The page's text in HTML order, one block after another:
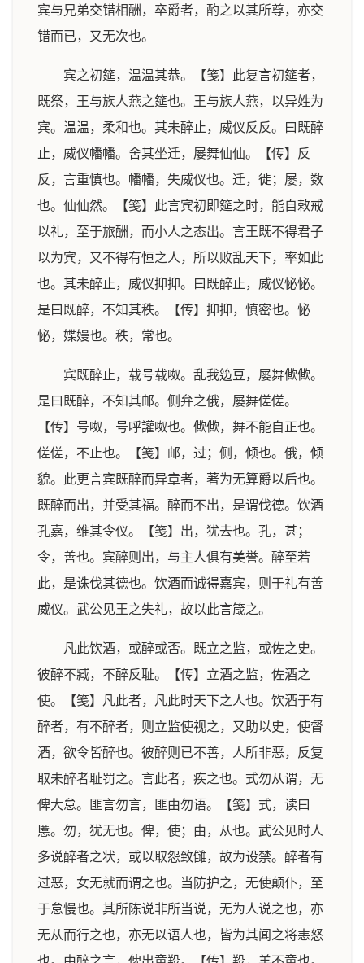
宾与兄弟交错相酬，卒爵者，酌之以其所尊，亦交
错而已，又无次也。
宾之初筵，温温其恭。【笺】此复言初筵者，
既祭，王与族人燕之筵也。王与族人燕，以异姓为
宾。温温，柔和也。其未醉止，威仪反反。曰既醉
止，威仪幡幡。舍其坐迁，屡舞仙仙。【传】反
反，言重慎也。幡幡，失威仪也。迁，徙；屡，数
也。仙仙然。【笺】此言宾初即筵之时，能自敕戒
以礼，至于旅酬，而小人之态出。言王既不得君子
以为宾，又不得有恒之人，所以败乱天下，率如此
也。其未醉止，威仪抑抑。曰既醉止，威仪怭怭。
是曰既醉，不知其秩。【传】抑抑，慎密也。怭
怭，媟嫚也。秩，常也。
宾既醉止，载号载呶。乱我笾豆，屡舞僛僛。
是曰既醉，不知其邮。侧弁之俄，屡舞傞傞。
【传】号呶，号呼讙呶也。僛僛，舞不能自正也。
傞傞，不止也。【笺】邮，过；侧，倾也。俄，倾
貌。此更言宾既醉而异章者，著为无算爵以后也。
既醉而出，并受其福。醉而不出，是谓伐德。饮酒
孔嘉，维其令仪。【笺】出，犹去也。孔，甚；
令，善也。宾醉则出，与主人俱有美誉。醉至若
此，是诛伐其德也。饮酒而诚得嘉宾，则于礼有善
威仪。武公见王之失礼，故以此言箴之。
凡此饮酒，或醉或否。既立之监，或佐之史。
彼醉不臧，不醉反耻。【传】立酒之监，佐酒之
使。【笺】凡此者，凡此时天下之人也。饮酒于有
醉者，有不醉者，则立监使视之，又助以史，使督
酒，欲令皆醉也。彼醉则已不善，人所非恶，反复
取未醉者耻罚之。言此者，疾之也。式勿从谓，无
俾大怠。匪言勿言，匪由勿语。【笺】式，读曰
慝。勿，犹无也。俾，使；由，从也。武公见时人
多说醉者之状，或以取怨致雠，故为设禁。醉者有
过恶，女无就而谓之也。当防护之，无使颠仆，至
于怠慢也。其所陈说非所当说，无为人说之也，亦
无从而行之也，亦无以语人也，皆为其闻之将恚怒